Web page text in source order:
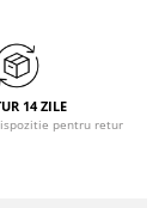
14 ZILE
pentru retur